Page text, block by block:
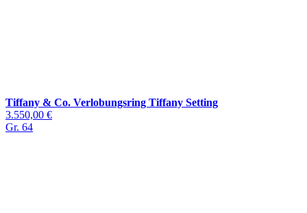
Tiffany & Co. Verlobungsring Tiffany Setting
3.550,00 €
Gr. 64